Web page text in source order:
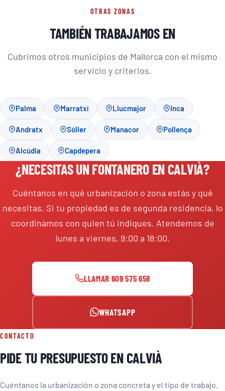
OTRAS ZONAS
TAMBIÉN TRABAJAMOS EN
Cubrimos otros municipios de Mallorca con el mismo
servicio y criterios.
Palma Marratxí Llucmajor Inca
Andratx Sóller Manacor Pollença
Alcúdia Capdepera
¿NECESITAS UN FONTANERO EN CALVIÀ?
Cuéntanos en qué urbanización o zona estás y qué
necesitas. Si tu propiedad es de segunda residencia, lo
coordinamos con quien tú indiques. Atendemos de
lunes a viernes, 9:00 a 18:00.
LLAMAR 609 575 658
WHATSAPP
CONTACTO
PIDE TU PRESUPUESTO EN CALVIÀ
Cuéntanos la urbanización o zona concreta y el tipo de trabajo.